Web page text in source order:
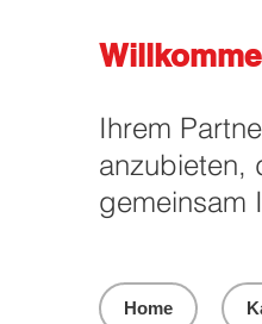
Ihrem
anzubieten,
gemeinsam
Home